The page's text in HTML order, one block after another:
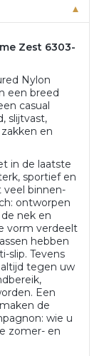
Zest 6303-
Nylon
een breed
casual
slijtvast,
en
in de laatste
sportief en
veel binnen-
ontworpen
nek en
vorm verdeelt
hebben
slip. Tevens
tegen uw
Een
de
wie u
zomer- en